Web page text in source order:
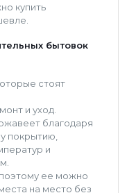
купить
бытовок
стоят
и уход.
благодаря
покрытию,
и
ее можно
на место без